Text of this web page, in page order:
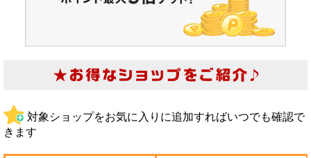
対象ショップをお気に入りに追加すればいつでも確認で
きます